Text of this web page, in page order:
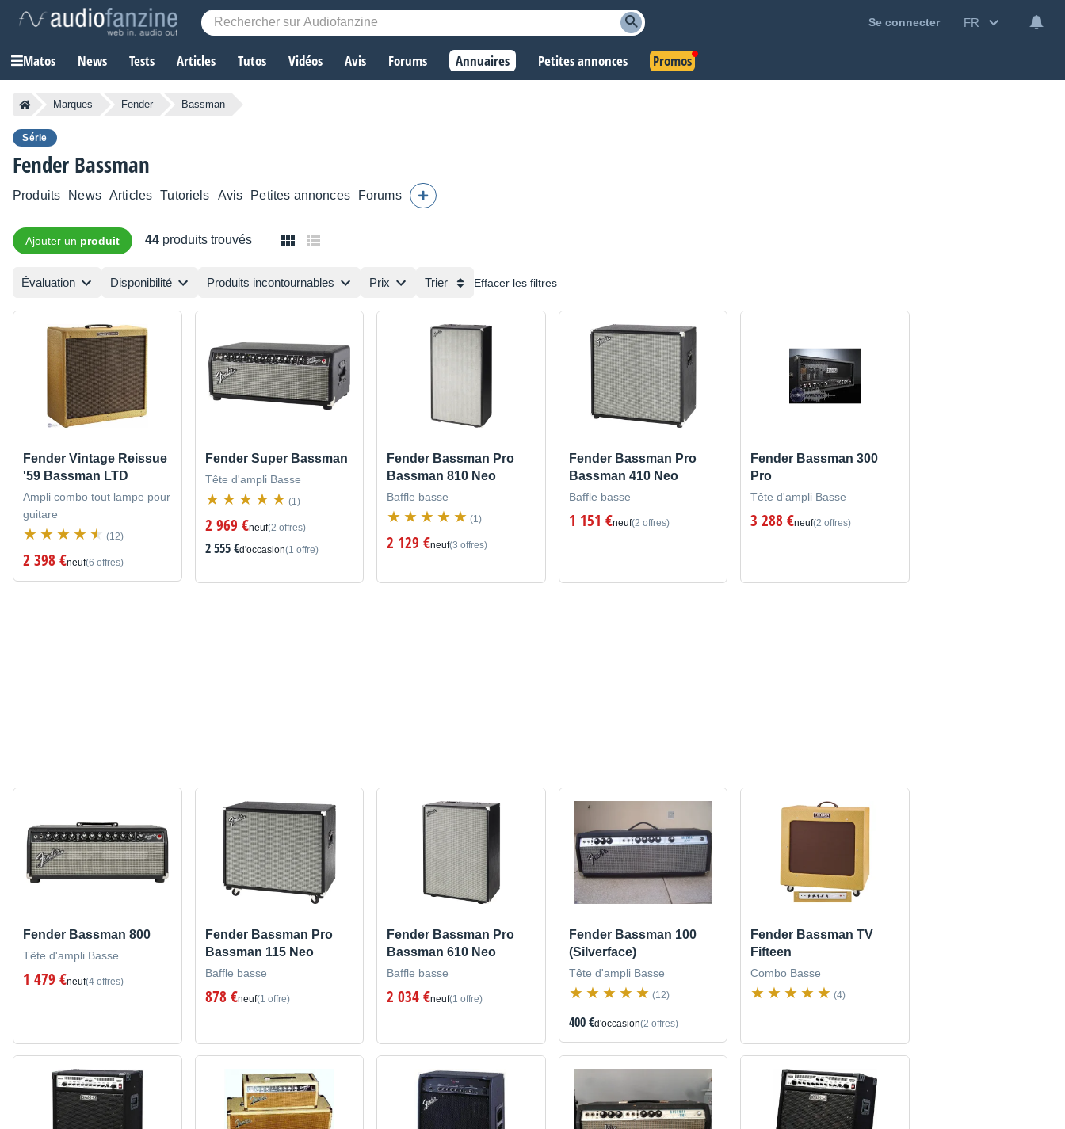
Se connecter FR
Matos News Tests Articles Tutos Vidéos Avis Forums Annuaires Petites annonces Promos
Marques Fender Bassman
Série
Fender Bassman
Produits News Articles Tutoriels Avis Petites annonces Forums
Ajouter un produit 44 produits trouvés
Évaluation Disponibilité Produits incontournables Prix Trier Effacer les filtres
Fender Vintage Reissue
'59 Bassman LTD
Ampli combo tout lampe pour
guitare
(12)
2 398 €neuf(6 offres)
Fender Super Bassman
Tête d'ampli Basse
(1)
2 969 €neuf(2 offres)
2 555 €d'occasion(1 offre)
Fender Bassman Pro
Bassman 810 Neo
Baffle basse
(1)
2 129 €neuf(3 offres)
Fender Bassman Pro
Bassman 410 Neo
Baffle basse
1 151 €neuf(2 offres)
Fender Bassman 300
Pro
Tête d'ampli Basse
3 288 €neuf(2 offres)
Fender Bassman 800
Tête d'ampli Basse
1 479 €neuf(4 offres)
Fender Bassman Pro
Bassman 115 Neo
Baffle basse
878 €neuf(1 offre)
Fender Bassman Pro
Bassman 610 Neo
Baffle basse
2 034 €neuf(1 offre)
Fender Bassman 100
(Silverface)
Tête d'ampli Basse
(12)
400 €d'occasion(2 offres)
Fender Bassman TV
Fifteen
Combo Basse
(4)